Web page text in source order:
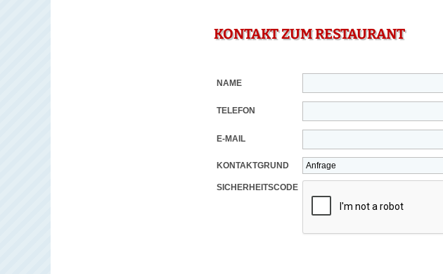
KONTAKT ZUM RESTAURANT
NAME
TELEFON
E-MAIL
KONTAKTGRUND
SICHERHEITSCODE